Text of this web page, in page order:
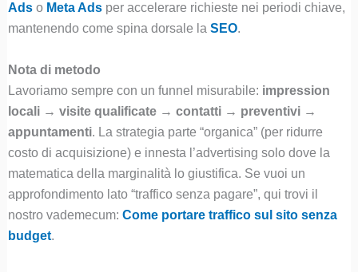
Adso Meta Adsper accelerare richieste nei periodi chiave,
mantenendo come spina dorsale la SEO.
Nota di metodo
Lavoriamo sempre con un funnel misurabile: impression
locali → visite qualificate → contatti → preventivi →
appuntamenti. La strategia parte “organica” (per ridurre
costo di acquisizione) e innesta l’advertising solo dove la
matematica della marginalità lo giustifica. Se vuoi un
approfondimento lato “traffico senza pagare”, qui trovi il
nostro vademecum: Come portare traffico sul sito senza
budget.